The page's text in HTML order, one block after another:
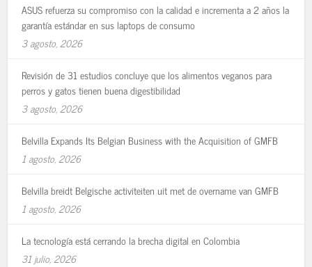
ASUS refuerza su compromiso con la calidad e incrementa a 2 años la
garantía estándar en sus laptops de consumo
3 agosto, 2026
Revisión de 31 estudios concluye que los alimentos veganos para
perros y gatos tienen buena digestibilidad
3 agosto, 2026
Belvilla Expands Its Belgian Business with the Acquisition of GMFB
1 agosto, 2026
Belvilla breidt Belgische activiteiten uit met de overname van GMFB
1 agosto, 2026
La tecnología está cerrando la brecha digital en Colombia
31 julio, 2026